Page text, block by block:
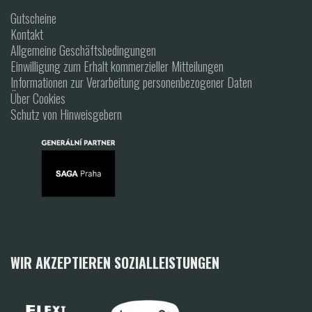
Gutscheine
Kontakt
Allgemeine Geschäftsbedingungen
Einwilligung zum Erhalt kommerzieller Mitteilungen
Informationen zur Verarbeitung personenbezogener Daten
Über Cookies
Schutz von Hinweisgebern
WIR AKZEPTIEREN SOZIALLEISTUNGEN